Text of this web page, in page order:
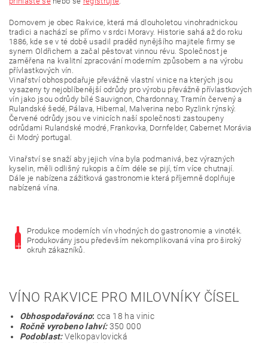
Domovem je obec Rakvice, která má dlouholetou vinohradnickou
tradici a nachází se přímo v srdci Moravy. Historie sahá až do roku
1886, kde se v té době usadil praděd nynějšího majitele firmy se
synem Oldřichem a začal pěstovat vinnou révu. Společnost je
zaměřena na kvalitní zpracování moderním způsobem a na výrobu
přívlastkových vín.
Vinařství obhospodařuje převážně vlastní vinice na kterých jsou
vysazeny ty nejoblíbenější odrůdy pro výrobu převážně přívlastkových
vín jako jsou odrůdy bílé Sauvignon, Chardonnay, Tramín červený a
Rulandské šedé, Pálava, Hibernal, Malverina nebo Ryzlink rýnský.
Červené odrůdy jsou ve vinicích naší společnosti zastoupeny
odrůdami Rulandské modré, Frankovka, Dornfelder, Cabernet Morávia
či Modrý portugal.
Vinařství se snaží aby jejich vína byla podmanivá, bez výrazných
kyselin, měli odlišný rukopis a čím déle se pijí, tím více chutnají.
Dále je nabízena zážitková gastronomie která příjemně doplňuje
nabízená vína.
Produkce moderních vín vhodných do gastronomie a vinoték.
Produkovány jsou především nekomplikovaná vína pro široký
okruh zákazníků.
VÍNO RAKVICE PRO MILOVNÍKY ČÍSEL
Obhospodařováno: cca 18 ha vinic
Ročně vyrobeno lahví:350 000
Podoblast:Velkopavlovická